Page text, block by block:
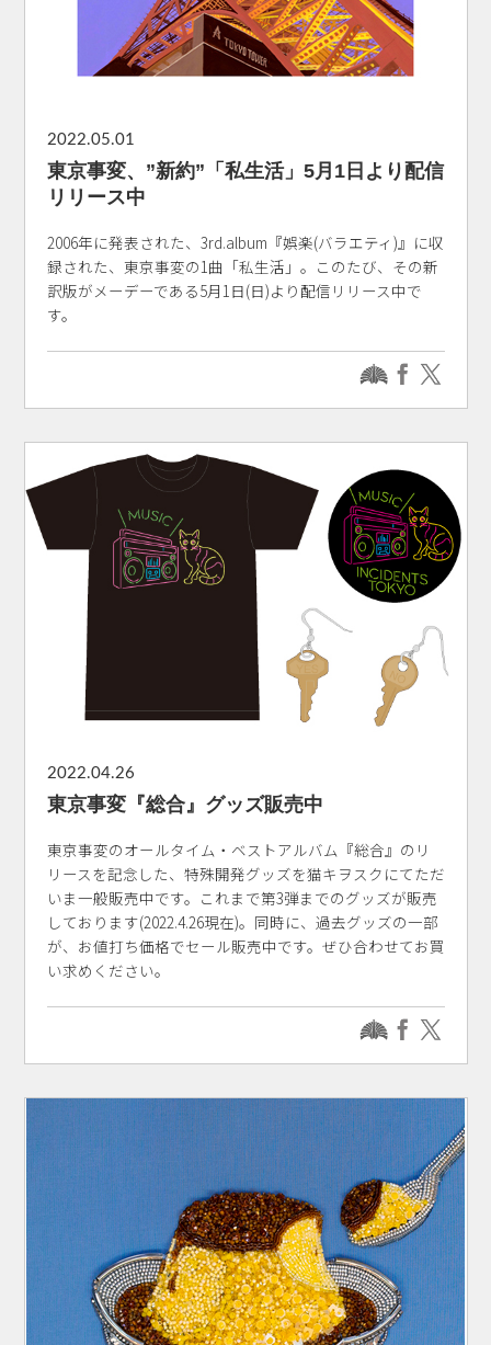
2022.05.01
東京事変、”新約”「私生活」5月1日より配信
リリース中
2006年に発表された、3rd.album『娯楽(バラエティ)』に収
録された、東京事変の1曲「私生活」。このたび、その新
訳版がメーデーである5月1日(日)より配信リリース中で
す。
2022.04.26
東京事変『総合』グッズ販売中
東京事変のオールタイム・ベストアルバム『総合』のリ
リースを記念した、特殊開発グッズを猫キヲスクにてただ
いま一般販売中です。これまで第3弾までのグッズが販売
しております(2022.4.26現在)。同時に、過去グッズの一部
が、お値打ち価格でセール販売中です。ぜひ合わせてお買
い求めください。